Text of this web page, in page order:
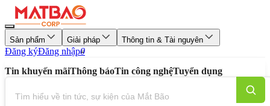
Sản phẩm Giải pháp Thông tin & Tài nguyên
Đăng kýĐăng nhập0
Tin khuyến mãiThông báoTin công nghệTuyển dụng